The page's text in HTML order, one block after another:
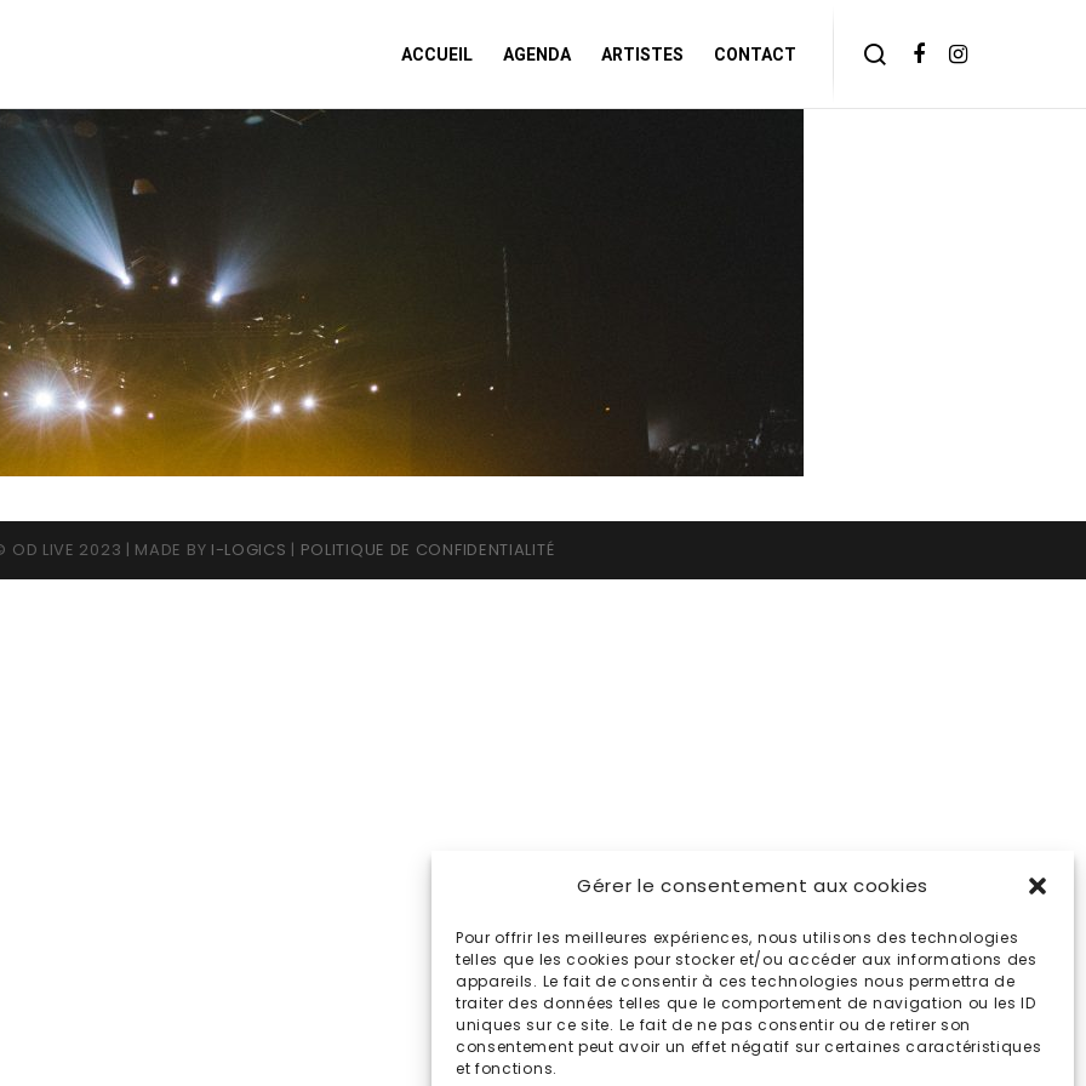
Gérer le consentement aux cookies
Pour offrir les meilleures expériences, nous utilisons des technologies
telles que les cookies pour stocker et/ou accéder aux informations des
appareils. Le fait de consentir à ces technologies nous permettra de
traiter des données telles que le comportement de navigation ou les ID
uniques sur ce site. Le fait de ne pas consentir ou de retirer son
consentement peut avoir un effet négatif sur certaines caractéristiques
et fonctions.
ACCUEIL AGENDA ARTISTES CONTACT
LIVE 2023 | MADE BY I-LOGICS | POLITIQUE DE CONFIDENTIALITÉ